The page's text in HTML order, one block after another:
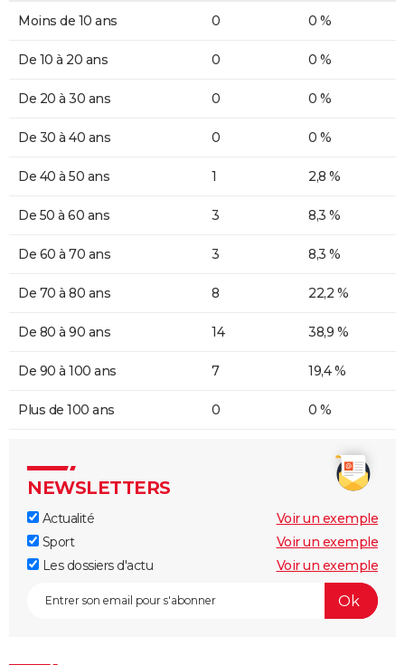
Moins de 10 ans 0 0 %
De 10 à 20 ans 0 0 %
De 20 à 30 ans 0 0 %
De 30 à 40 ans 0 0 %
De 40 à 50 ans 1 2,8 %
De 50 à 60 ans 3 8,3 %
De 60 à 70 ans 3 8,3 %
De 70 à 80 ans 8 22,2 %
De 80 à 90 ans 14 38,9 %
De 90 à 100 ans 7 19,4 %
Plus de 100 ans 0 0 %
NEWSLETTERS
Actualité
Voir un exemple
Sport
Voir un exemple
Les dossiers d'actu
Voir un exemple